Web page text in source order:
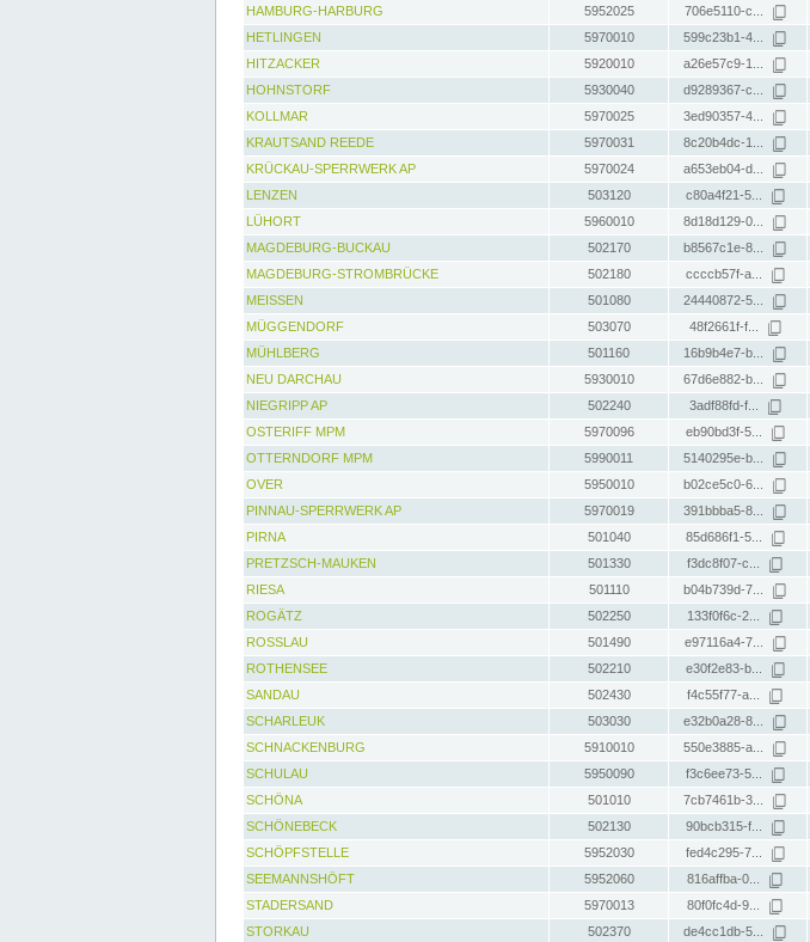
HAMBURG-HARBURG
5952025 706e5110-c...
HETLINGEN
5970010 599c23b1-4...
HITZACKER
5920010 a26e57c9-1...
HOHNSTORF
5930040 d9289367-c...
KOLLMAR
5970025 3ed90357-4...
KRAUTSAND REEDE
5970031 8c20b4dc-1...
KRÜCKAU-SPERRWERK AP
5970024 a653eb04-d...
LENZEN
503120 c80a4f21-5...
LÜHORT
5960010 8d18d129-0...
MAGDEBURG-BUCKAU
502170 b8567c1e-8...
MAGDEBURG-STROMBRÜCKE
502180 ccccb57f-a...
MEISSEN
501080 24440872-5...
MÜGGENDORF
503070 48f2661f-f...
MÜHLBERG
501160 16b9b4e7-b...
NEU DARCHAU
5930010 67d6e882-b...
NIEGRIPP AP
502240 3adf88fd-f...
OSTERIFF MPM
5970096 eb90bd3f-5...
OTTERNDORF MPM
5990011 5140295e-b...
OVER
5950010 b02ce5c0-6...
PINNAU-SPERRWERK AP
5970019 391bbba5-8...
PIRNA
501040 85d686f1-5...
PRETZSCH-MAUKEN
501330 f3dc8f07-c...
RIESA
501110 b04b739d-7...
ROGÄTZ
502250 133f0f6c-2...
ROSSLAU
501490 e97116a4-7...
ROTHENSEE
502210 e30f2e83-b...
SANDAU
502430 f4c55f77-a...
SCHARLEUK
503030 e32b0a28-8...
SCHNACKENBURG
5910010 550e3885-a...
SCHULAU
5950090 f3c6ee73-5...
SCHÖNA
501010 7cb7461b-3...
SCHÖNEBECK
502130 90bcb315-f...
SCHÖPFSTELLE
5952030 fed4c295-7...
SEEMANNSHÖFT
5952060 816affba-0...
STADERSAND
5970013 80f0fc4d-9...
STORKAU
502370 de4cc1db-5...